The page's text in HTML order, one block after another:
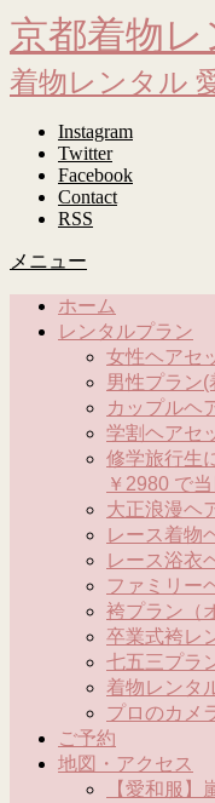
京都着物
着物レンタル
Instagram
Twitter
Facebook
Contact
RSS
メニュー
ホーム
レンタルプラン
女性ヘアセ
男性プラン(
カップルヘ
学割ヘアセ
修学旅行生
￥2980 で
大正浪漫ヘ
レース着物
レース浴衣
ファミリー
袴プラン（
卒業式袴レ
七五三プラ
着物レンタ
プロのカメ
ご予約
地図・アクセス
【愛和服】